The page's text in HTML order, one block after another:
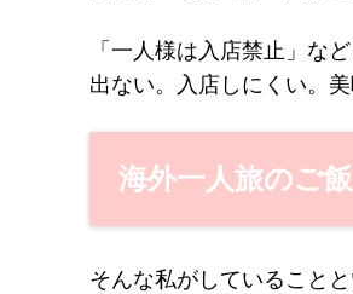
「一人様は入店禁止」な
出ない。入店しにくい。
海外一人旅のご
そんな私がしていることと